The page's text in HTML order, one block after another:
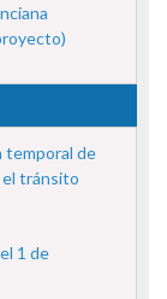
temporal de
el tránsito
1 de